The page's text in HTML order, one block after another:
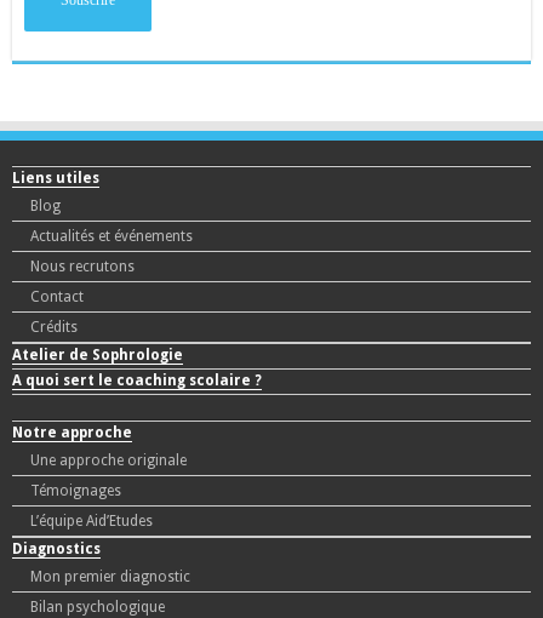
Liens utiles
Blog
Actualités et événements
Nous recrutons
Contact
Crédits
Atelier de Sophrologie
A quoi sert le coaching scolaire ?
Notre approche
Une approche originale
Témoignages
L’équipe Aid’Etudes
Diagnostics
Mon premier diagnostic
Bilan psychologique